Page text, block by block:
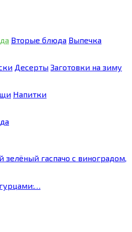
Вторые блюда Выпечка
Десерты Заготовки на зиму
Напитки
гаспачо с виноградом,